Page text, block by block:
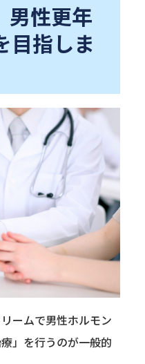
男性更年
目指しま
ームで男性ホルモン
」を行うのが一般的